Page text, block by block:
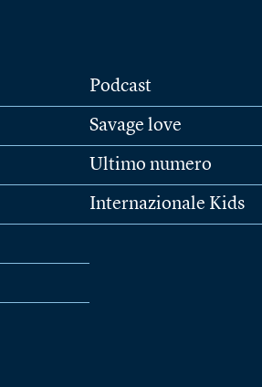
Podcast
Savage love
Ultimo numero
Internazionale Kids